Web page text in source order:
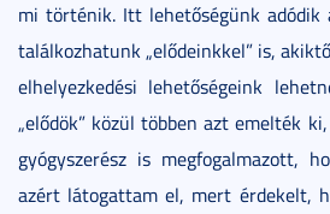
mi történik. Itt lehetőségünk adódik
találkozhatunk „elődeinkkel” is,
elhelyezkedési lehetőségeink
„elődök” közül többen azt emelték
gyógyszerész is megfogalmazott,
azért látogattam el, mert érdekelt,